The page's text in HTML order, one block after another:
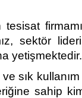
tesisat
sektör
yetişmektedir.
sık
sahip